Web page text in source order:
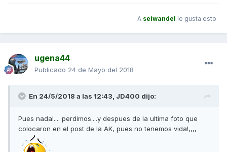
A seiwandel le gusta esto
ugena44
Publicado 24 de Mayo del 2018
En 24/5/2018 a las 12:43, JD400 dijo:
Pues nada!.... perdimos....y despues de la ultima foto que
colocaron en el post de la AK, pues no tenemos vida!,,,,